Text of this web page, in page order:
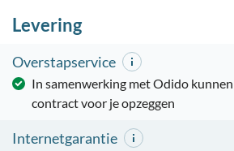
Levering
Overstapservice
In samenwerking met Odido
contract voor je opzeggen
Internetgarantie